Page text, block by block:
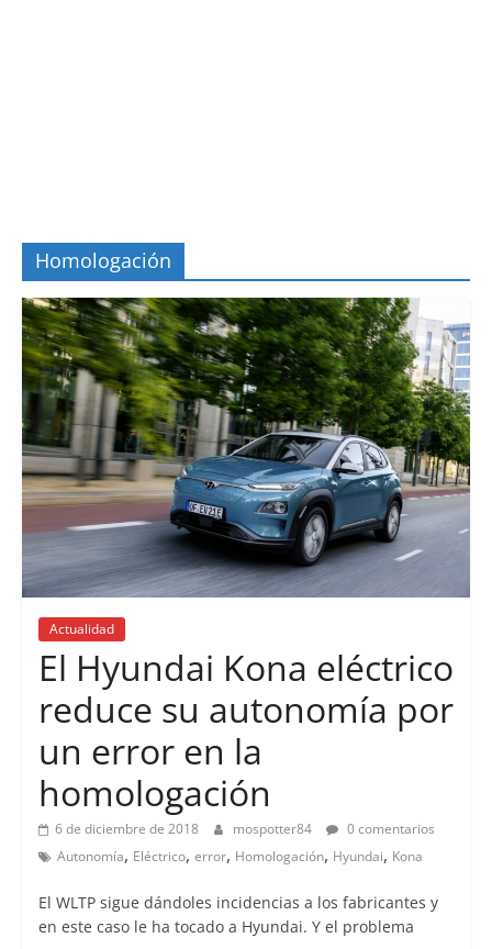
Homologación
Actualidad
El Hyundai Kona eléctrico
reduce su autonomía por
un error en la
homologación
6 de diciembre de 2018 mospotter84
0 comentarios
Autonomía, Eléctrico, error, Homologación, Hyundai, Kona
El WLTP sigue dándoles incidencias a los fabricantes y
en este caso le ha tocado a Hyundai. Y el problema